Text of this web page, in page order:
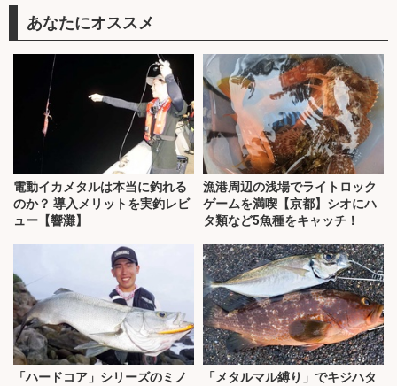
あなたにオススメ
電動イカメタルは本当に釣れる
のか？ 導入メリットを実釣レビ
ュー【響灘】
漁港周辺の浅場でライトロック
ゲームを満喫【京都】シオにハ
タ類など5魚種をキャッチ！
「ハードコア」シリーズのミノ
「メタルマル縛り」でキジハタ